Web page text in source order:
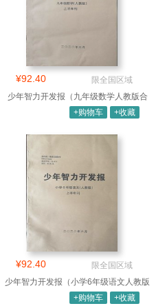
¥92.40
限全国区域
少年智力开发报（九年级数学人教版合
订本）
+购物车 +收藏
¥92.40
限全国区域
少年智力开发报（小学6年级语文人教版
合订
+购物车 +收藏